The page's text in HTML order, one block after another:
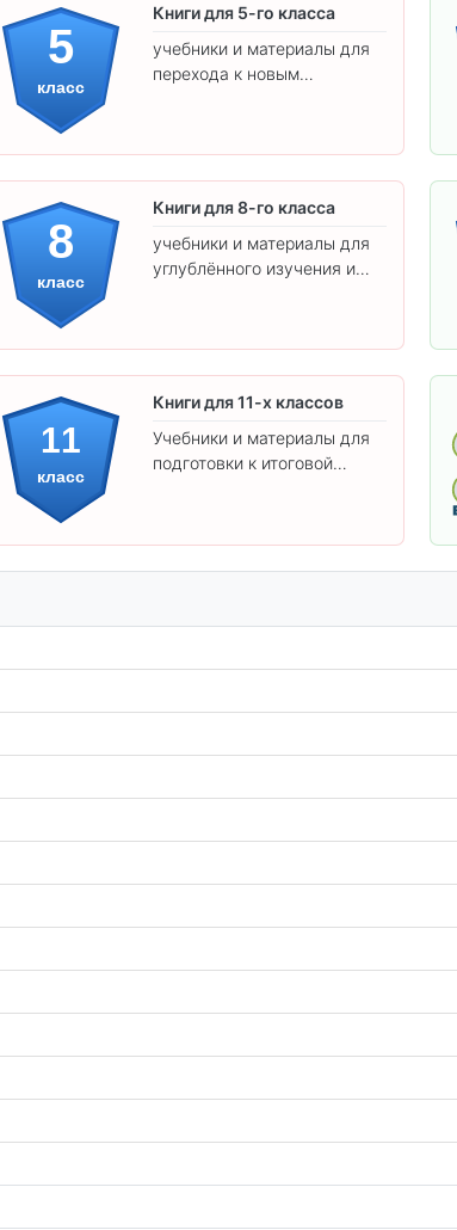
5
класс
Книги для 5-го класса
учебники и материалы для
перехода к новым
8
класс
Книги для 8-го класса
учебники и материалы для
углублённого изучения и
11
класс
Книги для 11-х классов
Учебники и материалы для
подготовки к итоговой